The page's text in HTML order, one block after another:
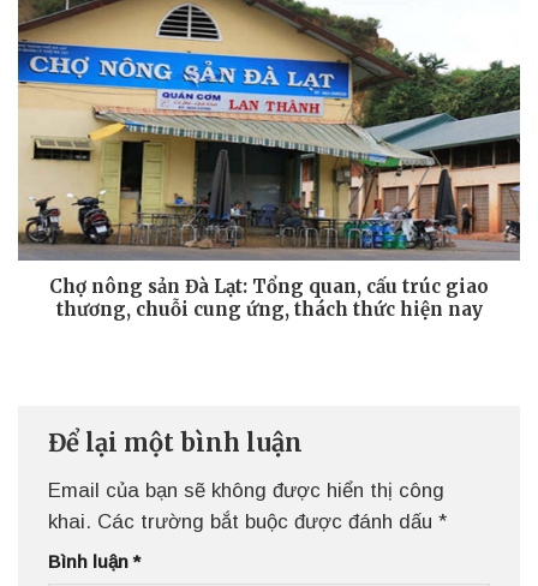
Chợ nông sản Đà Lạt: Tổng quan, cấu trúc giao
thương, chuỗi cung ứng, thách thức hiện nay
Để lại một bình luận
Email của bạn sẽ không được hiển thị công
khai. Các trường bắt buộc được đánh dấu *
Bình luận*